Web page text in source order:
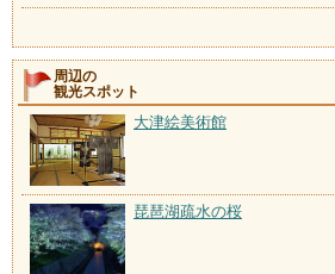
周辺の
観光スポット
大津絵美術館
琵琶湖疏水の桜